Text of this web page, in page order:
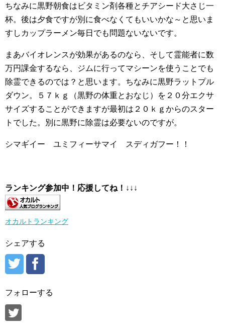
ちなみに黒野朝食はビタミン剤各種とチアシード大さじ一
杯。後は夕食ですが別に食べなくてもいいかな～と思いま
すしカップラーメン毎日でも問題ないないです。
まあバイオレンスが効果があるのなら、そして霊能者に数
万円課金するなら、ジムに行ってマシーンを使うことでも
除霊できるのでは？と思います。ちなみに黒野ラットプル
ダウン。５７ｋｇ（黒野の体重とおなじ）を２０分エクサ
サイズすることができますが最初は２０ｋｇからのスター
トでした。別に黒野に除霊は必要ないのですが。
シマギイー ユミフィーサマイ スディガフー！！
ランキング参加中！応援してね！ ↓↓↓
オカルトランキング
シェアする
フォローする